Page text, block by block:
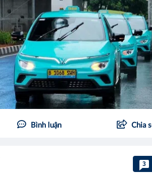
Bình luận Chia
3